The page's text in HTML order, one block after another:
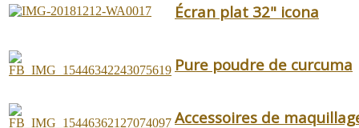
Écran plat 32" icona
Pure poudre de curcuma
Accessoires de